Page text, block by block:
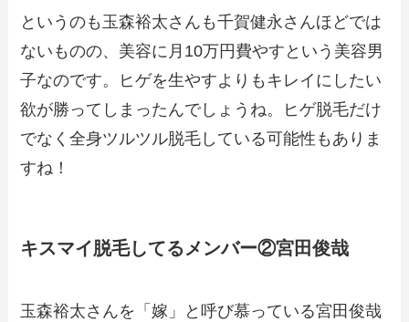
というのも玉森裕太さんも千賀健永さんほどでは
ないものの、美容に月10万円費やすという美容男
子なのです。ヒゲを生やすよりもキレイにしたい
欲が勝ってしまったんでしょうね。ヒゲ脱毛だけ
でなく全身ツルツル脱毛している可能性もありま
すね！
キスマイ脱毛してるメンバー②宮田俊哉
玉森裕太さんを「嫁」と呼び慕っている宮田俊哉